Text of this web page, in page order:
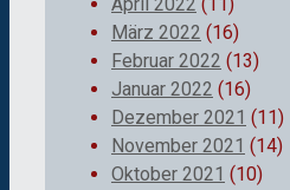
März 2022 (16)
Februar 2022 (13)
Januar 2022 (16)
Dezember 2021 (11)
November 2021 (14)
Oktober 2021 (10)